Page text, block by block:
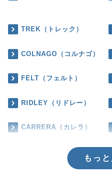
TREK（トレック）
COLNAGO（コルナゴ）
FELT（フェルト）
RIDLEY（リドレー）
CARRERA（カレラ）
もっ